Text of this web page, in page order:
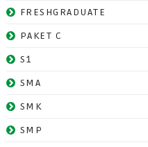
FRESHGRADUATE
PAKET C
S1
SMA
SMK
SMP